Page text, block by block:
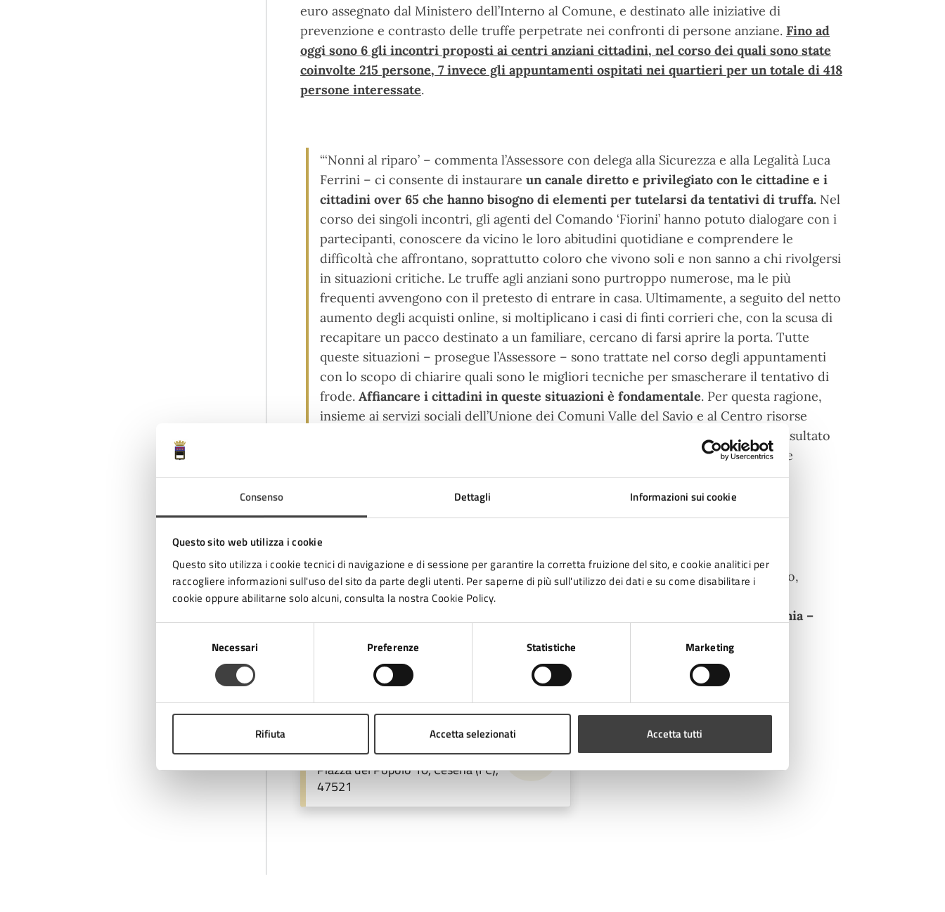
Consenso Dettagli Informazioni sui cookie
Questo sito web utilizza i cookie
Questo sito utilizza i cookie tecnici di navigazione e di sessione per garantire la corretta fruizione del sito, e cookie analitici per
raccogliere informazioni sull'uso del sito da parte degli utenti. Per saperne di più sull'utilizzo dei dati e su come disabilitare i
cookie oppure abilitarne solo alcuni, consulta la nostra Cookie Policy.
Necessari Preferenze Statistiche Marketing
Rifiuta Accetta selezionati Accetta tutti
euro assegnato dal Ministero dell’Interno al Comune, e destinato alle iniziative di
prevenzione e contrasto delle truffe perpetrate nei confronti di persone anziane. Fino ad
oggi sono 6 gli incontri proposti ai centri anziani cittadini, nel corso dei quali sono state
coinvolte 215 persone, 7 invece gli appuntamenti ospitati nei quartieri per un totale di 418
persone interessate.
“‘Nonni al riparo’ – commenta l’Assessore con delega alla Sicurezza e alla Legalità Luca
Ferrini – ci consente di instaurare un canale diretto e privilegiato con le cittadine e i
cittadini over 65 che hanno bisogno di elementi per tutelarsi da tentativi di truffa. Nel
corso dei singoli incontri, gli agenti del Comando ‘Fiorini’ hanno potuto dialogare con i
partecipanti, conoscere da vicino le loro abitudini quotidiane e comprendere le
difficoltà che affrontano, soprattutto coloro che vivono soli e non sanno a chi rivolgersi
in situazioni critiche. Le truffe agli anziani sono purtroppo numerose, ma le più
frequenti avvengono con il pretesto di entrare in casa. Ultimamente, a seguito del netto
aumento degli acquisti online, si moltiplicano i casi di finti corrieri che, con la scusa di
recapitare un pacco destinato a un familiare, cercano di farsi aprire la porta. Tutte
queste situazioni – prosegue l’Assessore – sono trattate nel corso degli appuntamenti
con lo scopo di chiarire quali sono le migliori tecniche per smascherare il tentativo di
frode. Affiancare i cittadini in queste situazioni è fondamentale. Per questa ragione,
insieme ai servizi sociali dell’Unione dei Comuni Valle del Savio e al Centro risorse
anziani abbiamo dato avvio a questa esperienza di comunità. In tutti i centri è risultato
un fenomeno molto sentito: sono state poste domande pertinenti, sono emerse
situazioni caratterizzate da racconti personali di truffe subite o tentate”.
Fino ad oggi i Centri anziani coinvolti sono stati i seguenti: San Mauro, Case Finali,
Settecrociari, Villachiaviche, Cesuola e Ronta. I quartieri: Settecrociari, San Giorgio,
Calabrina, Calisese, Case Castagnoli, Diegaro, San Vittore, San Mauro, oltre a
Il prossimo appuntamento è per lunedì 19 maggio a ‘La cumpagnia –
A cura di
Piazza del Popolo 10, Cesena (FC),
47521